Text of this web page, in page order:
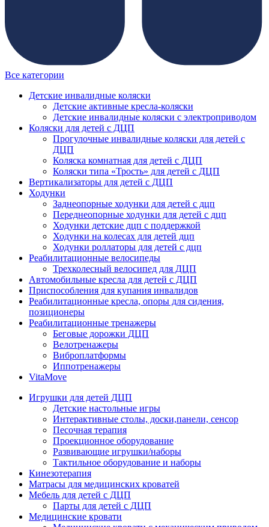
Все категории
Детские инвалидные коляски
Детские активные кресла-коляски
Детские инвалидные коляски с электроприводом
Коляски для детей с ДЦП
Прогулочные инвалидные коляски для детей с
ДЦП
Коляска комнатная для детей с ДЦП
Коляски типа «Трость» для детей с ДЦП
Вертикализаторы для детей с ДЦП
Ходунки
Заднеопорные ходунки для детей с дцп
Переднеопорные ходунки для детей с дцп
Ходунки детские дцп с поддержкой
Ходунки на колесах для детей дцп
Ходунки роллаторы для детей с дцп
Реабилитационные велосипеды
Трехколесный велосипед для ДЦП
Автомобильные кресла для детей с ДЦП
Приспособления для купания инвалидов
Реабилитационные кресла, опоры для сидения,
позиционеры
Реабилитационные тренажеры
Беговые дорожки ДЦП
Велотренажеры
Виброплатформы
Иппотренажеры
VitaMove
Игрушки для детей ДЦП
Детские настольные игры
Интерактивные столы, доски,панели, сенсор
Песочная терапия
Проекционное оборудование
Развивающие игрушки/наборы
Тактильное оборудование и наборы
Кинезотерапия
Матрасы для медицинских кроватей
Мебель для детей с ДЦП
Парты для детей с ДЦП
Медицинские кровати